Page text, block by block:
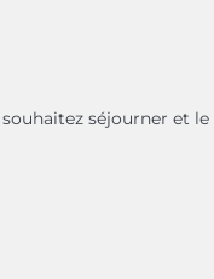
séjourner et